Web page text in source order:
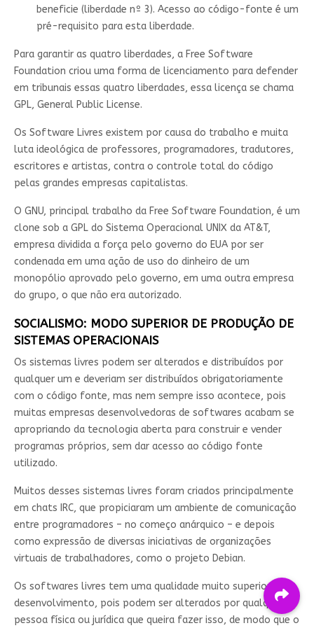
beneficie (liberdade nº 3). Acesso ao código-fonte é um
pré-requisito para esta liberdade.
Para garantir as quatro liberdades, a Free Software
Foundation criou uma forma de licenciamento para defender
em tribunais essas quatro liberdades, essa licença se chama
GPL, General Public License.
Os Software Livres existem por causa do trabalho e muita
luta ideológica de professores, programadores, tradutores,
escritores e artistas, contra o controle total do código
pelas grandes empresas capitalistas.
O GNU, principal trabalho da Free Software Foundation, é um
clone sob a GPL do Sistema Operacional UNIX da AT&T,
empresa dividida a força pelo governo do EUA por ser
condenada em uma ação de uso do dinheiro de um
monopólio aprovado pelo governo, em uma outra empresa
do grupo, o que não era autorizado.
SOCIALISMO: MODO SUPERIOR DE PRODUÇÃO DE
SISTEMAS OPERACIONAIS
Os sistemas livres podem ser alterados e distribuídos por
qualquer um e deveriam ser distribuídos obrigatoriamente
com o código fonte, mas nem sempre isso acontece, pois
muitas empresas desenvolvedoras de softwares acabam se
apropriando da tecnologia aberta para construir e vender
programas próprios, sem dar acesso ao código fonte
utilizado.
Muitos desses sistemas livres foram criados principalmente
em chats IRC, que propiciaram um ambiente de comunicação
entre programadores – no começo anárquico – e depois
como expressão de diversas iniciativas de organizações
virtuais de trabalhadores, como o projeto Debian.
Os softwares livres tem uma qualidade muito superior de
desenvolvimento, pois podem ser alterados por qualquer
pessoa física ou jurídica que queira fazer isso, de modo que o